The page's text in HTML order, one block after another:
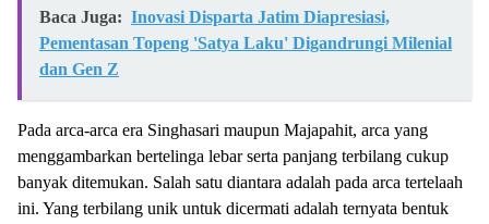
Baca Juga: Inovasi Disparta Jatim Diapresiasi,
Pementasan Topeng 'Satya Laku' Digandrungi Milenial
dan Gen Z
Pada arca-arca era Singhasari maupun Majapahit, arca yang
menggambarkan bertelinga lebar serta panjang terbilang cukup
banyak ditemukan. Salah satu diantara adalah pada arca tertelaah
ini. Yang terbilang unik untuk dicermati adalah ternyata bentuk